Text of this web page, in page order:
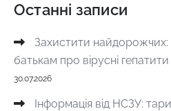
Останні записи
Захистити
батькам про вірусні гепатити
30.07.2026
Інформація від НСЗУ: